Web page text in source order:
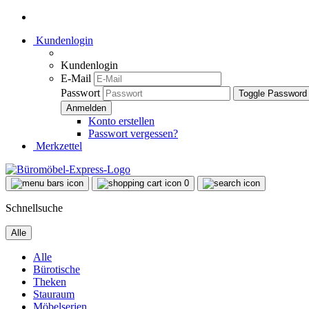
Kundenlogin
Kundenlogin
E-Mail
Passwort
Toggle
Konto erstellen
Passwort vergessen?
Merkzettel
0
Schnellsuche
Alle
Alle
Bürotische
Theken
Stauraum
Möbelserien